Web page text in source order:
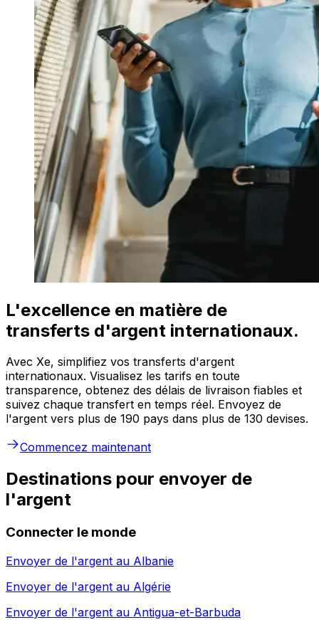
L'excellence en matière de
transferts d'argent internationaux.
Avec Xe, simplifiez vos transferts d'argent
internationaux. Visualisez les tarifs en toute
transparence, obtenez des délais de livraison fiables et
suivez chaque transfert en temps réel. Envoyez de
l'argent vers plus de 190 pays dans plus de 130 devises.
Commencez maintenant
Destinations pour envoyer de
l'argent
Connecter le monde
Envoyer de l'argent au Albanie
Envoyer de l'argent au Algérie
Envoyer de l'argent au Antigua-et-Barbuda